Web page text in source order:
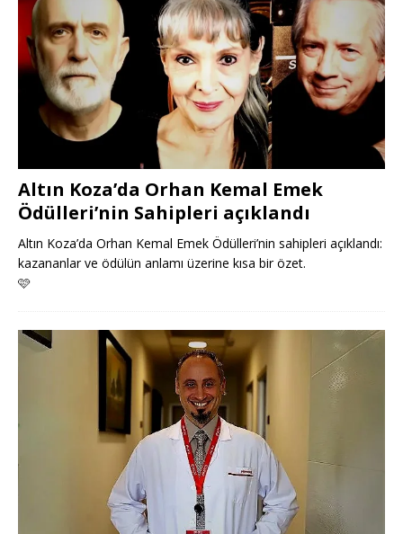
Altın Koza’da Orhan Kemal Emek
Ödülleri’nin Sahipleri açıklandı
Altın Koza’da Orhan Kemal Emek Ödülleri’nin sahipleri açıklandı:
kazananlar ve ödülün anlamı üzerine kısa bir özet.
🩷